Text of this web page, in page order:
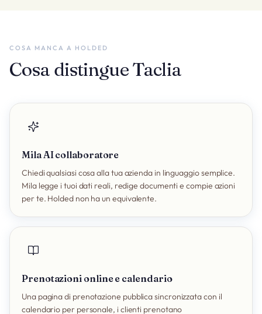
COSA MANCA A HOLDED
Cosa distingue Taclia
Mila AI collaboratore
Chiedi qualsiasi cosa alla tua azienda in linguaggio semplice.
Mila legge i tuoi dati reali, redige documenti e compie azioni
per te. Holded non ha un equivalente.
Prenotazioni online e calendario
Una pagina di prenotazione pubblica sincronizzata con il
calendario per personale, i clienti prenotano